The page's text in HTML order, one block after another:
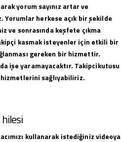
yorum sayınız artar ve
herkese açık bir şekilde
ve sonrasında keşfete çıkma
kasmak isteyenler için etkili bir
gereken bir hizmettir.
işe yaramayacaktır. Takipcikutusu
sağlıyabiliriz.
kullanarak istediğiniz videoya